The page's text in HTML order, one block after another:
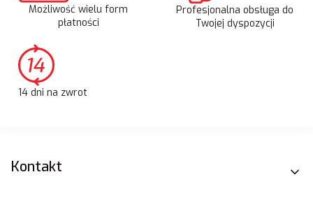
Możliwość wielu form
płatności
Profesjonalna obsługa do
Twojej dyspozycji
14 dni na zwrot
Linki w stopce
Kontakt